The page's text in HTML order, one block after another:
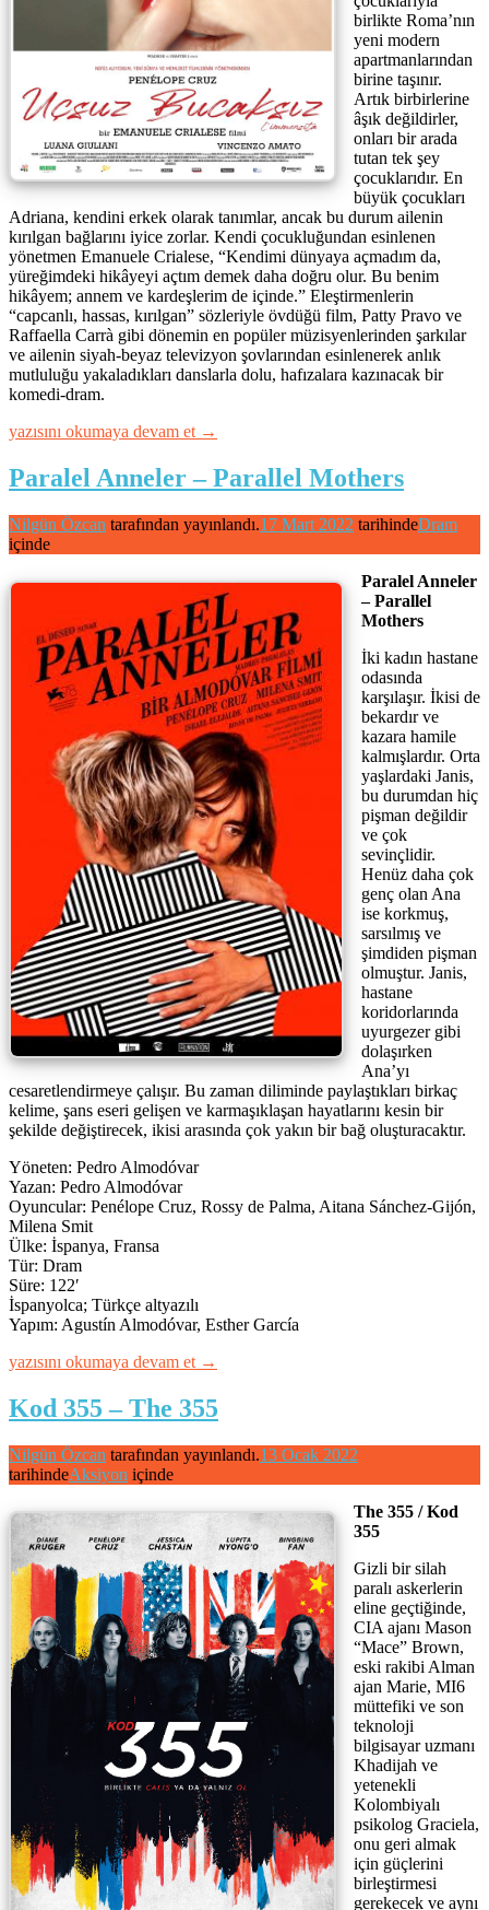
birlikte Roma’nın
yeni modern
apartmanlarından
birine taşınır.
Artık birbirlerine
âşık değildirler,
onları bir arada
tutan tek şey
çocuklarıdır. En
büyük çocukları
Adriana, kendini erkek olarak tanımlar, ancak bu durum ailenin
kırılgan bağlarını iyice zorlar. Kendi çocukluğundan esinlenen
yönetmen Emanuele Crialese, “Kendimi dünyaya açmadım da,
yüreğimdeki hikâyeyi açtım demek daha doğru olur. Bu benim
hikâyem; annem ve kardeşlerim de içinde.” Eleştirmenlerin
“capcanlı, hassas, kırılgan” sözleriyle övdüğü film, Patty Pravo ve
Raffaella Carrà gibi dönemin en popüler müzisyenlerinden şarkılar
ve ailenin siyah-beyaz televizyon şovlarından esinlenerek anlık
mutluluğu yakaladıkları danslarla dolu, hafızalara kazınacak bir
komedi-dram.
“Uçsuz
–
L’immensità”
yazısını okumaya devam et →
Paralel Anneler – Parallel Mothers
Nilgün Özcan tarafından yayınlandı.17 Mart 2022 tarihindeDram
içinde
Paralel Anneler
– Parallel
Mothers
İki kadın hastane
odasında
karşılaşır. İkisi de
bekardır ve
kazara hamile
kalmışlardır. Orta
yaşlardaki Janis,
bu durumdan hiç
pişman değildir
ve çok
sevinçlidir.
Henüz daha çok
genç olan Ana
ise korkmuş,
sarsılmış ve
şimdiden pişman
olmuştur. Janis,
hastane
koridorlarında
uyurgezer gibi
dolaşırken
Ana’yı
cesaretlendirmeye çalışır. Bu zaman diliminde paylaştıkları birkaç
kelime, şans eseri gelişen ve karmaşıklaşan hayatlarını kesin bir
şekilde değiştirecek, ikisi arasında çok yakın bir bağ oluşturacaktır.
Yöneten: Pedro Almodóvar
Yazan: Pedro Almodóvar
Oyuncular: Penélope Cruz, Rossy de Palma, Aitana Sánchez-Gijón,
Milena Smit
Ülke: İspanya, Fransa
Tür: Dram
Süre: 122′
İspanyolca; Türkçe altyazılı
Yapım: Agustín Almodóvar, Esther García
“Paralel
–
Parallel
yazısını okumaya devam et →
Kod 355 – The 355
Nilgün Özcan tarafından yayınlandı.13 Ocak 2022
tarihindeAksiyon içinde
The 355 / Kod
355
Gizli bir silah
paralı askerlerin
eline geçtiğinde,
CIA ajanı Mason
“Mace” Brown,
eski rakibi Alman
ajan Marie, MI6
müttefiki ve son
teknoloji
bilgisayar uzmanı
Khadijah ve
yetenekli
Kolombiyalı
psikolog Graciela,
onu geri almak
için güçlerini
birleştirmesi
gerekecek ve aynı